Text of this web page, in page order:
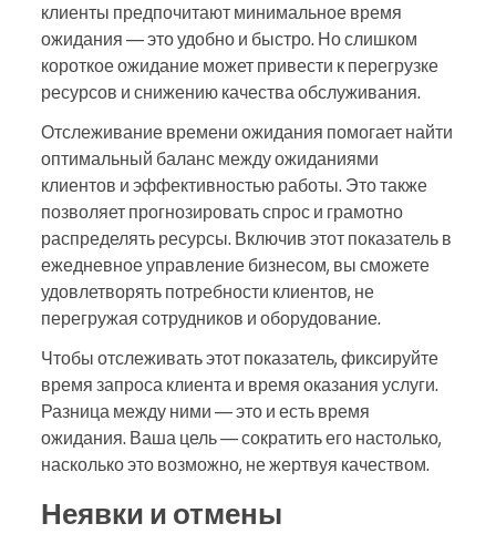
клиенты предпочитают минимальное время
ожидания — это удобно и быстро. Но слишком
короткое ожидание может привести к перегрузке
ресурсов и снижению качества обслуживания.
Отслеживание времени ожидания помогает найти
оптимальный баланс между ожиданиями
клиентов и эффективностью работы. Это также
позволяет прогнозировать спрос и грамотно
распределять ресурсы. Включив этот показатель в
ежедневное управление бизнесом, вы сможете
удовлетворять потребности клиентов, не
перегружая сотрудников и оборудование.
Чтобы отслеживать этот показатель, фиксируйте
время запроса клиента и время оказания услуги.
Разница между ними — это и есть время
ожидания. Ваша цель — сократить его настолько,
насколько это возможно, не жертвуя качеством.
Неявки и отмены